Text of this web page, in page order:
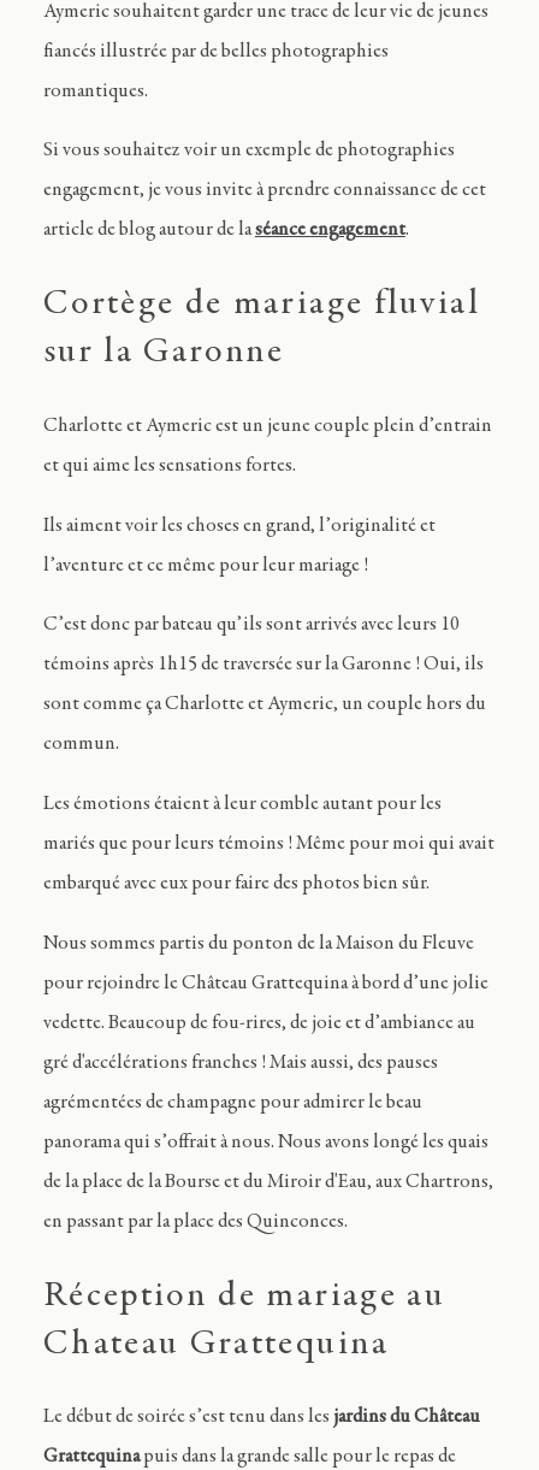
Aymeric souhaitent garder une trace de leur vie de jeunes
fiancés illustrée par de belles photographies
romantiques.
Si vous souhaitez voir un exemple de photographies
engagement, je vous invite à prendre connaissance de cet
article de blog autour de laséance engagement.
Cortège de mariage fluvial
sur la Garonne
Charlotte et Aymeric est un jeune couple plein d’entrain
et qui aime les sensations fortes.
Ils aiment voir les choses en grand, l’originalité et
l’aventure et ce même pour leur mariage !
C’est donc par bateau qu’ils sont arrivés avec leurs 10
témoins après 1h15 de traversée sur la Garonne ! Oui, ils
sont comme ça Charlotte et Aymeric, un couple hors du
commun.
Les émotions étaient à leur comble autant pour les
mariés que pour leurs témoins ! Même pour moi qui avait
embarqué avec eux pour faire des photos bien sûr.
Nous sommes partis du ponton de la Maison du Fleuve
pour rejoindre le Château Grattequina à bord d’une jolie
vedette. Beaucoup de fou-rires, de joie et d’ambiance au
gré d'accélérations franches ! Mais aussi, des pauses
agrémentées de champagne pour admirer le beau
panorama qui s’offrait à nous. Nous avons longé les quais
de la place de la Bourse et du Miroir d'Eau, aux Chartrons,
en passant par la place des Quinconces.
Réception de mariage au
Chateau Grattequina
Le début de soirée s’est tenu dans les jardins du Château
Grattequinapuis dans la grande salle pour le repas de